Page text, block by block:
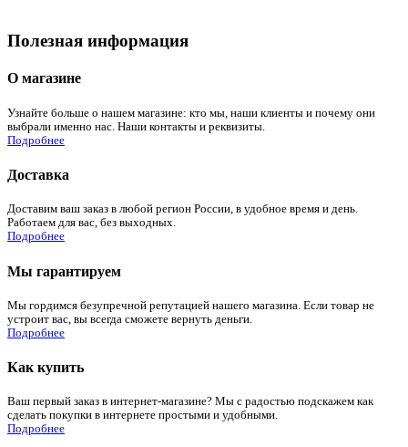
Полезная информация
О магазине
Узнайте больше о нашем магазине: кто мы, наши клиенты и почему они
выбрали именно нас. Наши контакты и реквизиты.
Подробнее
Доставка
Доставим ваш заказ в любой регион России, в удобное время и день.
Работаем для вас, без выходных.
Подробнее
Мы гарантируем
Мы гордимся безупречной репутацией нашего магазина. Если товар не
устроит вас, вы всегда сможете вернуть деньги.
Подробнее
Как купить
Ваш первый заказ в интернет-магазине? Мы с радостью подскажем как
сделать покупки в интернете простыми и удобными.
Подробнее